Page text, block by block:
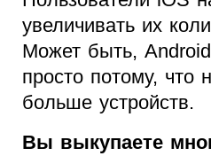
увеличивать их
Может быть,
просто потому, что
больше устройств.
Вы выкупаете